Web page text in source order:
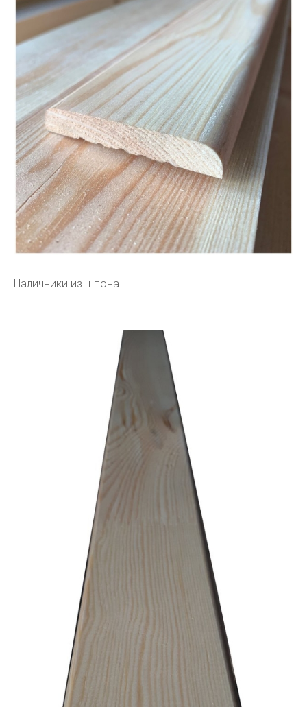
Наличники из шпона